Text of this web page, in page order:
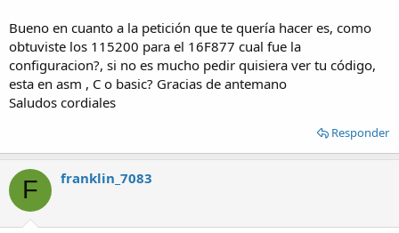
Bueno en cuanto a la petición que te quería hacer es, como
obtuviste los 115200 para el 16F877 cual fue la
configuracion?, si no es mucho pedir quisiera ver tu código,
esta en asm , C o basic? Gracias de antemano
Saludos cordiales
Responder
F franklin_7083